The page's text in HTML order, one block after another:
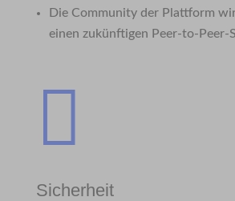
Die Community der Plattform
einen zukünftigen Peer-to-Peer-

Sicherheit